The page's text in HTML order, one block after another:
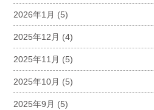
2026年1月 (5)
2025年12月 (4)
2025年11月 (5)
2025年10月 (5)
2025年9月 (5)